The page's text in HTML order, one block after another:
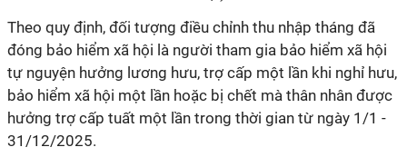
Theo quy định, đối tượng điều chỉnh thu nhập tháng đã
đóng bảo hiểm xã hội là người tham gia bảo hiểm xã hội
tự nguyện hưởng lương hưu, trợ cấp một lần khi nghỉ hưu,
bảo hiểm xã hội một lần hoặc bị chết mà thân nhân được
hưởng trợ cấp tuất một lần trong thời gian từ ngày 1/1 -
31/12/2025.